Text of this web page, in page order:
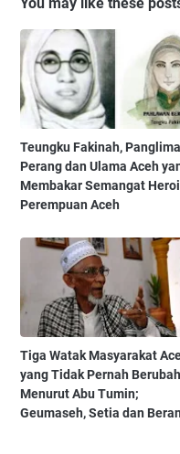
You may like these
Teungku Fakinah, Panglima
Perang dan Ulama Aceh
Membakar Semangat
Perempuan Aceh
Tiga Watak Masyarakat
yang Tidak Pernah Berubah
Menurut Abu Tumin;
Geumaseh, Setia dan